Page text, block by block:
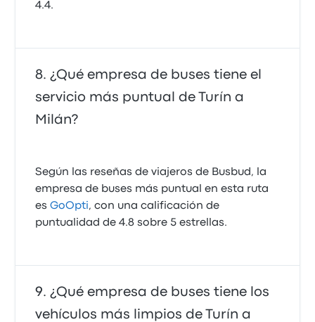
4.4.
¿Qué empresa de buses tiene el
servicio más puntual de Turín a
Milán?
Según las reseñas de viajeros de Busbud, la
empresa de buses más puntual en esta ruta
esGoOpti, con una calificación de
puntualidad de 4.8 sobre 5 estrellas.
¿Qué empresa de buses tiene los
vehículos más limpios de Turín a